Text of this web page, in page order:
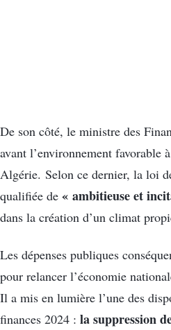
De son côté, le ministre des
avant l’environnement favorable
Algérie. Selon ce dernier, la loi
qualifiée de « ambitieuse et
dans la création d’un climat
Les dépenses publiques
pour relancer l’économie
Il a mis en lumière l’une des
finances 2024 : la suppression